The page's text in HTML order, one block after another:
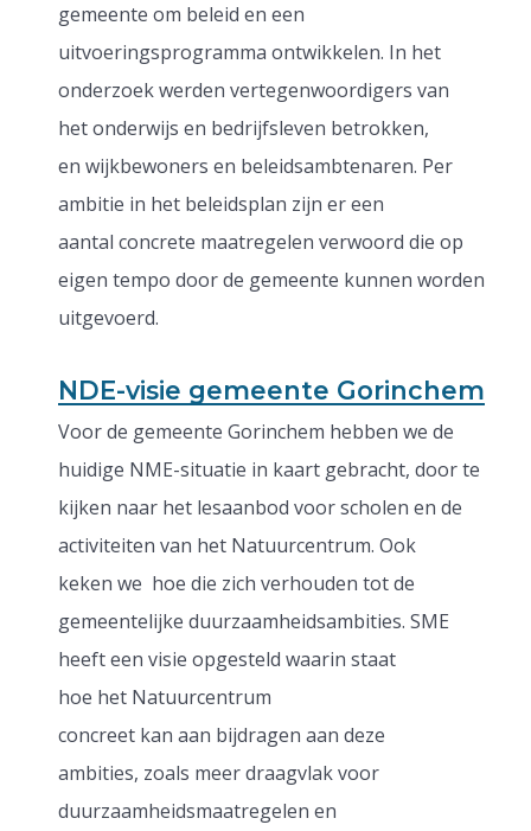
gemeente om beleid en een
uitvoeringsprogramma ontwikkelen. In het
onderzoek werden vertegenwoordigers van
het onderwijs en bedrijfsleven betrokken,
en wijkbewoners en beleidsambtenaren. Per
ambitie in het beleidsplan zijn er een
aantal concrete maatregelen verwoord die op
eigen tempo door de gemeente kunnen worden
uitgevoerd.
NDE-visie gemeente Gorinchem
Voor de gemeente Gorinchem hebben we de
huidige NME-situatie in kaart gebracht, door te
kijken naar het lesaanbod voor scholen en de
activiteiten van het Natuurcentrum. Ook
keken we hoe die zich verhouden tot de
gemeentelijke duurzaamheidsambities. SME
heeft een visie opgesteld waarin staat
hoe het Natuurcentrum
concreet kan aan bijdragen aan deze
ambities, zoals meer draagvlak voor
duurzaamheidsmaatregelen en